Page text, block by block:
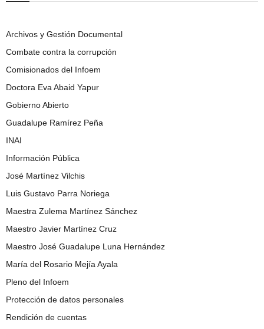
Archivos y Gestión Documental
Combate contra la corrupción
Comisionados del Infoem
Doctora Eva Abaid Yapur
Gobierno Abierto
Guadalupe Ramírez Peña
INAI
Información Pública
José Martínez Vilchis
Luis Gustavo Parra Noriega
Maestra Zulema Martínez Sánchez
Maestro Javier Martínez Cruz
Maestro José Guadalupe Luna Hernández
María del Rosario Mejía Ayala
Pleno del Infoem
Protección de datos personales
Rendición de cuentas